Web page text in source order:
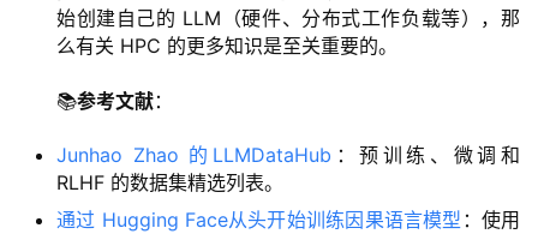
始创建自己的 LLM（硬件、分布式工作负载等），那
么有关 HPC 的更多知识是至关重要的。
📚参考文献：
Junhao Zhao 的LLMDataHub ：预训练、微调和
RLHF 的数据集精选列表。
通过 Hugging Face从头开始​​训练因果语言模型 ：使用